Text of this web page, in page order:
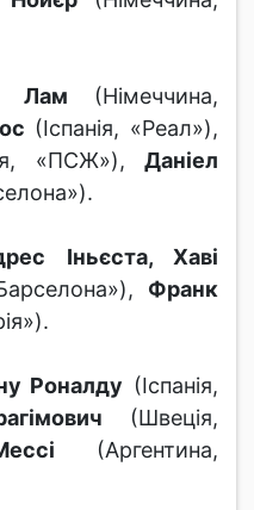
Лам (Німеччина,
(Іспанія, «Реал»),
«ПСЖ»), Даніел
Іньєста, Хаві
Франк
Роналду (Іспанія,
(Швеція,
(Аргентина,